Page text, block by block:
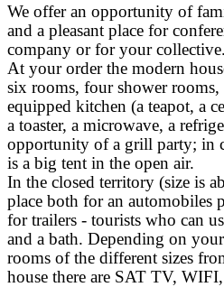
We offer an opportunity of
and a pleasant place for
company or for your collective.
At your order the modern
six rooms, four shower rooms,
equipped kitchen (a teapot, a
a toaster, a microwave, a
opportunity of a grill party; in
is a big tent in the open air.
In the closed territory (size is
place both for an automobiles
for trailers - tourists who can
and a bath. Depending on
rooms of the different sizes
house there are SAT TV,